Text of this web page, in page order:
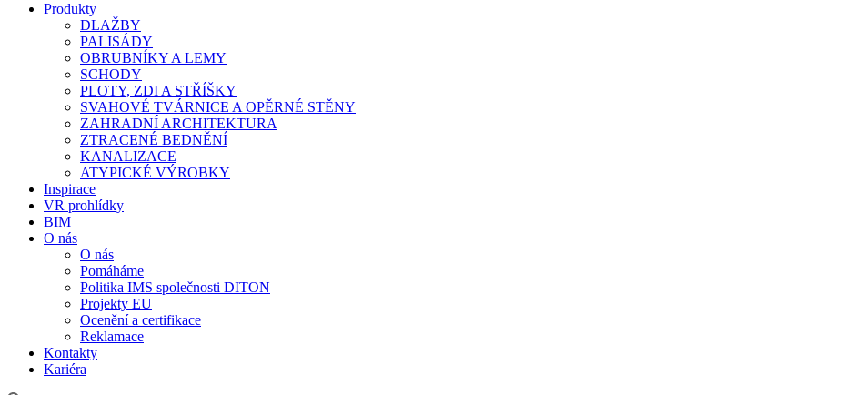
Produkty
DLAŽBY
PALISÁDY
OBRUBNÍKY A LEMY
SCHODY
PLOTY, ZDI A STŘÍŠKY
SVAHOVÉ TVÁRNICE A OPĚRNÉ STĚNY
ZAHRADNÍ ARCHITEKTURA
ZTRACENÉ BEDNĚNÍ
KANALIZACE
ATYPICKÉ VÝROBKY
Inspirace
VR prohlídky
BIM
O nás
O nás
Pomáháme
Politika IMS společnosti DITON
Projekty EU
Ocenění a certifikace
Reklamace
Kontakty
Kariéra